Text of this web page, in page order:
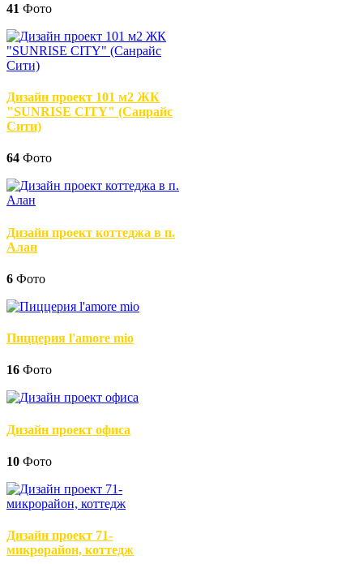
41 Фото
Дизайн проект 101 м2 ЖК
"SUNRISE CITY" (Санрайс
Сити)
64 Фото
Дизайн проект коттеджа в п.
Алан
6 Фото
Пиццерия l'amore mio
16 Фото
Дизайн проект офиса
10 Фото
Дизайн проект 71-
микрорайон, коттедж